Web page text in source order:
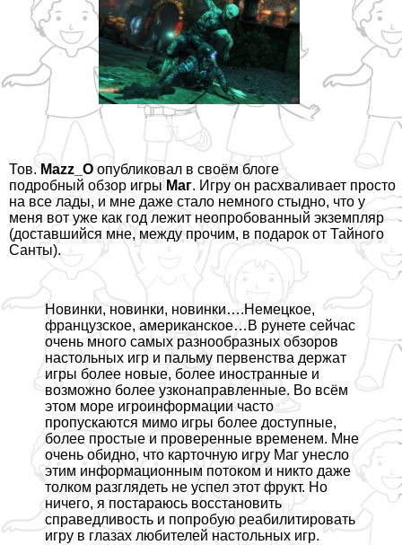
Тов. Mazz_Oопубликовал в своём блоге
подробный обзор игры Маг. Игру он расхваливает просто
на все лады, и мне даже стало немного стыдно, что у
меня вот уже как год лежит неопробованный экземпляр
(доставшийся мне, между прочим, в подарок от Тайного
Санты).
Новинки, новинки, новинки….Немецкое,
французское, американское…В рунете сейчас
очень много самых разнообразных обзоров
настольных игр и пальму первенства держат
игры более новые, более иностранные и
возможно более узконаправленные. Во всём
этом море игроинформации часто
пропускаются мимо игры более доступные,
более простые и проверенные временем. Мне
очень обидно, что карточную игру Маг унесло
этим информационным потоком и никто даже
толком разглядеть не успел этот фрукт. Но
ничего, я постараюсь восстановить
справедливость и попробую реабилитировать
игру в глазах любителей настольных игр.